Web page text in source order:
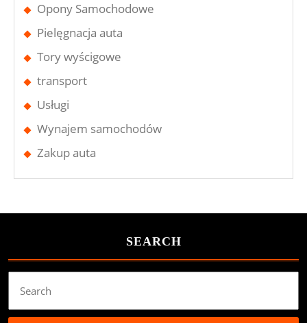
Opony Samochodowe
Pielęgnacja auta
Tory wyścigowe
transport
Usługi
Wynajem samochodów
Zakup auta
SEARCH
for: